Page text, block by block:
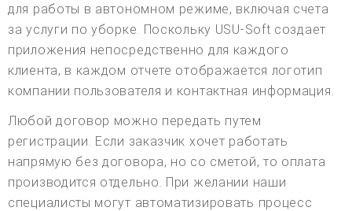
для работы в автономном режиме, включая счета
за услуги по уборке. Поскольку USU-Soft создает
приложения непосредственно для каждого
клиента, в каждом отчете отображается логотип
компании пользователя и контактная информация.
Любой договор можно передать путем
регистрации. Если заказчик хочет работать
напрямую без договора, но со сметой, то оплата
производится отдельно. При желании наши
специалисты могут автоматизировать процесс